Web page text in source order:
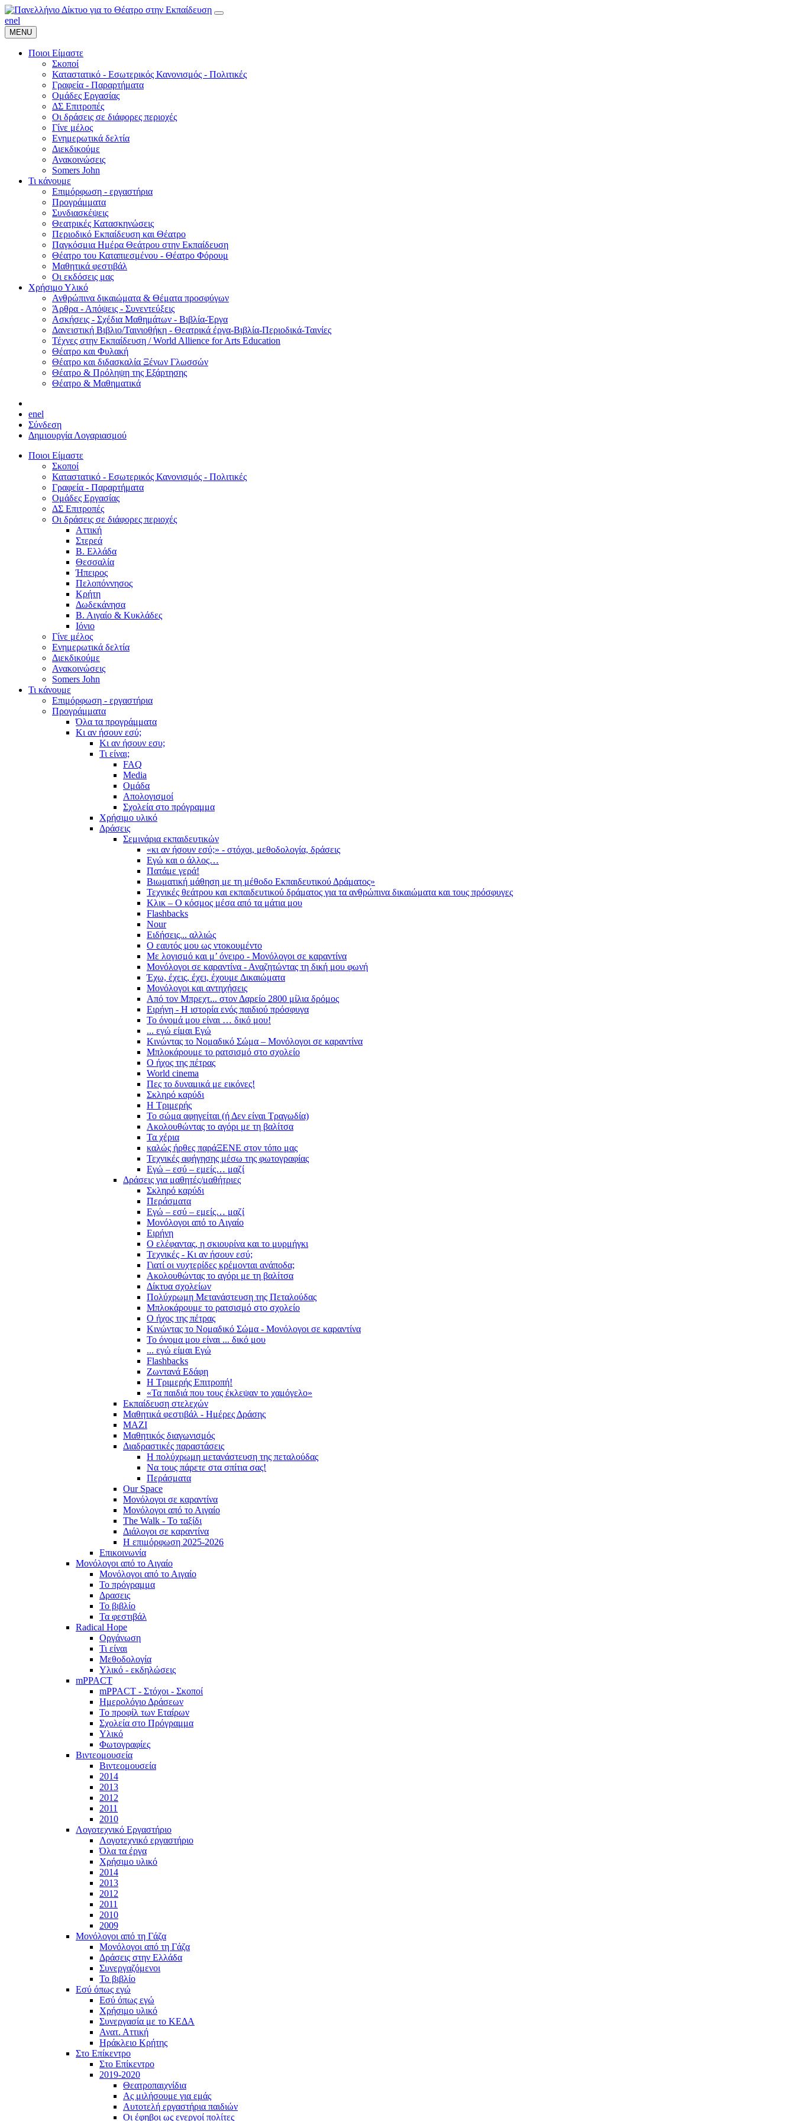
enel
MENU
Ποιοι Είμαστε
Σκοποί
Καταστατικό - Εσωτερικός Κανονισμός - Πολιτικές
Γραφεία - Παραρτήματα
Ομάδες Εργασίας
ΔΣ Επιτροπές
Οι δράσεις σε διάφορες περιοχές
Γίνε μέλος
Ενημερωτικά δελτία
Διεκδικούμε
Ανακοινώσεις
Somers John
Τι κάνουμε
Επιμόρφωση - εργαστήρια
Προγράμματα
Συνδιασκέψεις
Θεατρικές Κατασκηνώσεις
Περιοδικό Εκπαίδευση και Θέατρο
Παγκόσμια Ημέρα Θεάτρου στην Εκπαίδευση
Θέατρο του Καταπιεσμένου - Θέατρο Φόρουμ
Μαθητικά φεστιβάλ
Οι εκδόσεις μας
Χρήσιμο Υλικό
Ανθρώπινα δικαιώματα & Θέματα προσφύγων
Άρθρα - Απόψεις - Συνεντεύξεις
Ασκήσεις - Σχέδια Μαθημάτων - Βιβλία-Έργα
Δανειστική Βιβλιο/Ταινιοθήκη - Θεατρικά έργα-Βιβλία-Περιοδικά-Ταινίες
Τέχνες στην Εκπαίδευση / World Allience for Arts Education
Θέατρο και Φυλακή
Θέατρο και διδασκαλία Ξένων Γλωσσών
Θέατρο & Πρόληψη της Εξάρτησης
Θέατρο & Μαθηματικά
enel
Σύνδεση
Δημιουργία Λογαριασμού
Ποιοι Είμαστε
Σκοποί
Καταστατικό - Εσωτερικός Κανονισμός - Πολιτικές
Γραφεία - Παραρτήματα
Ομάδες Εργασίας
ΔΣ Επιτροπές
Οι δράσεις σε διάφορες περιοχές
Αττική
Στερεά
Β. Ελλάδα
Θεσσαλία
Ήπειρος
Πελοπόννησος
Κρήτη
Δωδεκάνησα
Β. Αιγαίο & Κυκλάδες
Ιόνιο
Γίνε μέλος
Ενημερωτικά δελτία
Διεκδικούμε
Ανακοινώσεις
Somers John
Τι κάνουμε
Επιμόρφωση - εργαστήρια
Προγράμματα
Όλα τα προγράμματα
Κι αν ήσουν εσύ;
Κι αν ήσουν εσυ;
Τι είναι;
FAQ
Media
Ομάδα
Απολογισμοί
Σχολεία στο πρόγραμμα
Χρήσιμο υλικό
Δράσεις
Σεμινάρια εκπαιδευτικών
«κι αν ήσουν εσύ;» - στόχοι, μεθοδολογία, δράσεις
Εγώ και ο άλλος…
Πατάμε γερά!
Βιωματική μάθηση με τη μέθοδο Εκπαιδευτικού Δράματος»
Τεχνικές θεάτρου και εκπαιδευτικού δράματος για τα ανθρώπινα δικαιώματα και τους πρόσφυγες
Κλικ – Ο κόσμος μέσα από τα μάτια μου
Flashbacks
Nour
Ειδήσεις... αλλιώς
Ο εαυτός μου ως ντοκουμέντο
Με λογισμό και μ’ όνειρο - Μονόλογοι σε καραντίνα
Μονόλογοι σε καραντίνα - Αναζητώντας τη δική μου φωνή
Έχω, έχεις, έχει, έχουμε Δικαιώματα
Μονόλογοι και αντηχήσεις
Από τον Μπρεχτ... στον Δαρείο 2800 μίλια δρόμος
Ειρήνη - Η ιστορία ενός παιδιού πρόσφυγα
Το όνομά μου είναι … δικό μου!
... εγώ είμαι Εγώ
Κινώντας το Νομαδικό Σώμα – Μονόλογοι σε καραντίνα
Μπλοκάρουμε το ρατσισμό στο σχολείο
Ο ήχος της πέτρας
World cinema
Πες το δυναμικά με εικόνες!
Σκληρό καρύδι
Η Τριμερής
Το σώμα αφηγείται (ή Δεν είναι Τραγωδία)
Ακολουθώντας το αγόρι με τη βαλίτσα
Τα χέρια
καλώς ήρθες παράΞΕΝΕ στον τόπο μας
Τεχνικές αφήγησης μέσω της φωτογραφίας
Εγώ – εσύ – εμείς… μαζί
Δράσεις για μαθητές/μαθήτριες
Σκληρό καρύδι
Περάσματα
Εγώ – εσύ – εμείς… μαζί
Μονόλογοι από το Αιγαίο
Ειρήνη
Ο ελέφαντας, η σκιουρίνα και το μυρμήγκι
Τεχνικές - Κι αν ήσουν εσύ;
Γιατί οι νυχτερίδες κρέμονται ανάποδα;
Ακολουθώντας το αγόρι με τη βαλίτσα
Δίκτυα σχολείων
Πολύχρωμη Μετανάστευση της Πεταλούδας
Μπλοκάρουμε το ρατσισμό στο σχολείο
Ο ήχος της πέτρας
Κινώντας το Νομαδικό Σώμα - Μονόλογοι σε καραντίνα
Το όνομα μου είναι ... δικό μου
... εγώ είμαι Εγώ
Flashbacks
Ζωντανά Εδάφη
Η Τριμερής Επιτροπή!
«Τα παιδιά που τους έκλεψαν το χαμόγελο»
Εκπαίδευση στελεχών
Μαθητικά φεστιβάλ - Ημέρες Δράσης
ΜΑΖΙ
Μαθητικός διαγωνισμός
Διαδραστικές παραστάσεις
Η πολύχρωμη μετανάστευση της πεταλούδας
Να τους πάρετε στα σπίτια σας!
Περάσματα
Our Space
Μονόλογοι σε καραντίνα
Μονόλογοι από το Αιγαίο
The Walk - Το ταξίδι
Διάλογοι σε καραντίνα
Η επιμόρφωση 2025-2026
Επικοινωνία
Μονόλογοι από το Αιγαίο
Μονόλογοι από το Αιγαίο
Το πρόγραμμα
Δρασεις
Το βιβλίο
Τα φεστιβάλ
Radical Hope
Οργάνωση
Τι είναι
Μεθοδολογία
Υλικό - εκδηλώσεις
mPPACT
mPPACT - Στόχοι - Σκοποί
Ημερολόγιο Δράσεων
Το προφίλ των Εταίρων
Σχολεία στο Πρόγραμμα
Υλικό
Φωτογραφίες
Βιντεομουσεία
Βιντεομουσεία
2014
2013
2012
2011
2010
Λογοτεχνικό Εργαστήριο
Λογοτεχνικό εργαστήριο
Όλα τα έργα
Χρήσιμο υλικό
2014
2013
2012
2011
2010
2009
Μονόλογοι από τη Γάζα
Μονόλογοι από τη Γάζα
Δράσεις στην Ελλάδα
Συνεργαζόμενοι
To βιβλίο
Εσύ όπως εγώ
Εσύ όπως εγώ
Χρήσιμο υλικό
Συνεργασία με το ΚΕΔΑ
Ανατ. Αττική
Ηράκλειο Κρήτης
Στο Επίκεντρο
Στο Επίκεντρο
2019-2020
Θεατροπαιχνίδια
Ας μιλήσουμε για εμάς
Αυτοτελή εργαστήρια παιδιών
Οι έφηβοι ως ενεργοί πολίτες